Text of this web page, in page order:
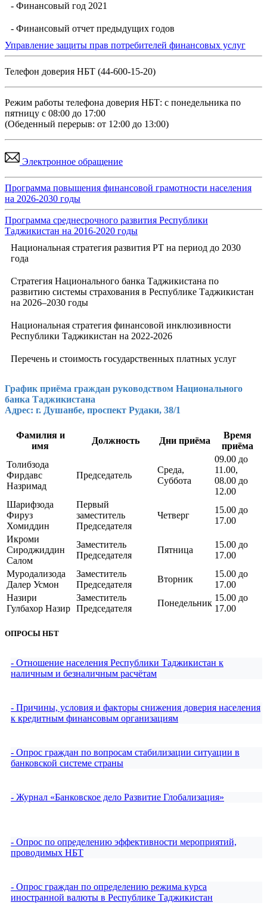
- Финансовый год 2021
- Финансовый отчет предыдущих годов
Управление защиты прав потребителей финансовых услуг
Телефон доверия НБТ (44-600-15-20)
Режим работы телефона доверия НБТ: с понедельника по
пятницу с 08:00 до 17:00
(Обеденный перерыв: от 12:00 до 13:00)
Электронное обращение
Программа повышения финансовой грамотности населения
на 2026-2030 годы
Программа среднесрочного развития Республики
Таджикистан на 2016-2020 годы
Национальная стратегия развития РТ на период до 2030
года
Стратегия Национального банка Таджикистана по
развитию системы страхования в Республике Таджикистан
на 2026–2030 годы
Национальная стратегия финансовой инклюзивности
Республики Таджикистан на 2022-2026
Перечень и стоимость государственных платных услуг
График приёма граждан руководством Национального
банка Таджикистана
Адрес: г. Душанбе, проспект Рудаки, 38/1
Фамилия и
имя
Должность Дни приёма
Время
приёма
Толибзода
Фирдавс
Назримад
Председатель
Среда,
Суббота
09.00 до
11.00,
08.00 до
12.00
Шарифзода
Фируз
Хомиддин
Первый
заместитель
Председателя
Четверг
15.00 до
17.00
Икроми
Сироджиддин
Салом
Заместитель
Председателя
Пятница
15.00 до
17.00
Муродализода
Далер Усмон
Заместитель
Председателя
Вторник
15.00 до
17.00
Назири
Гулбахор Назир
Заместитель
Председателя
Понедельник
15.00 до
17.00
ОПРОСЫ НБТ
- Отношение населения Республики Таджикистан к
наличным и безналичным расчётам
- Причины, условия и факторы снижения доверия населения
к кредитным финансовым организациям
- Опрос граждан по вопросам стабилизации ситуации в
банковской системе страны
- Журнал «Банковское дело Развитие Глобализация»
- Опрос по определению эффективности мероприятий,
проводимых НБТ
- Опрос граждан по определению режима курса
иностранной валюты в Республике Таджикистан